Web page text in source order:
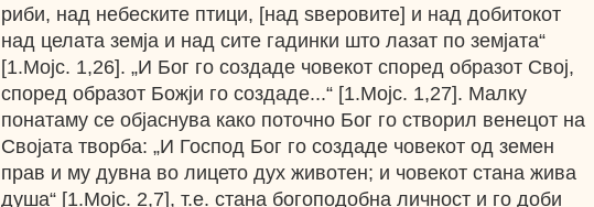
риби, над небеските птици, [над ѕверовите] и над добитокот
над целата земја и над сите гадинки што лазат по земјата“
[1.Мојс. 1,26]. „И Бог го создаде човекот според образот Свој,
според образот Божји го создаде...“ [1.Мојс. 1,27]. Малку
понатаму се објаснува како поточно Бог го створил венецот на
Својата творба: „И Господ Бог го создаде човекот од земен
прав и му дувна во лицето дух животен; и човекот стана жива
душа“ [1.Мојс. 2,7], т.е. стана богоподобна личност и го доби